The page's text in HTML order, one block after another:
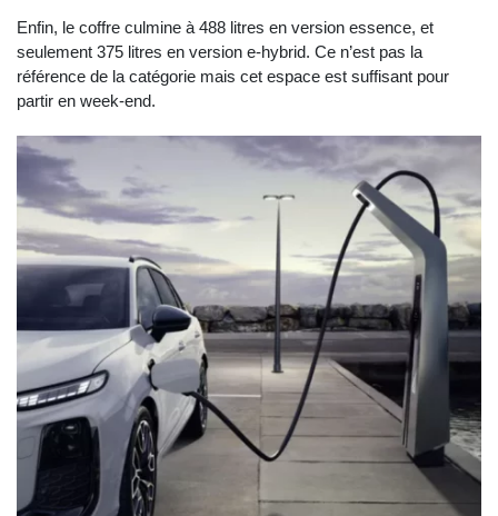
Enfin, le coffre culmine à 488 litres en version essence, et
seulement 375 litres en version e-hybrid. Ce n’est pas la
référence de la catégorie mais cet espace est suffisant pour
partir en week-end.